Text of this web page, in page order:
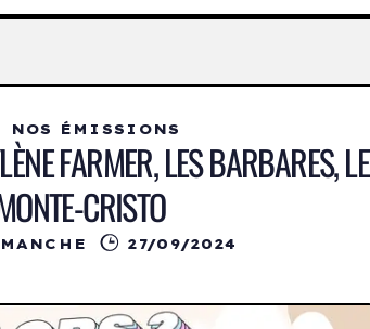
NOS ÉMISSIONS
FARMER, LES BARBARES, LE
CRISTO
27/09/2024